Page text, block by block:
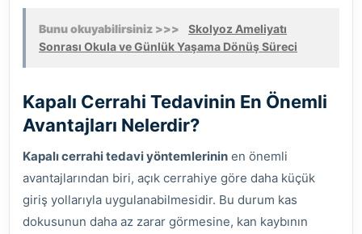
Bunu okuyabilirsiniz >>>
Skolyoz Ameliyatı
Sonrası Okula ve Günlük Yaşama Dönüş Süreci
Kapalı Cerrahi Tedavinin En Önemli
Avantajları Nelerdir?
Kapalı cerrahi tedavi yöntemlerinin en önemli
avantajlarından biri, açık cerrahiye göre daha küçük
giriş yollarıyla uygulanabilmesidir. Bu durum kas
dokusunun daha az zarar görmesine, kan kaybının